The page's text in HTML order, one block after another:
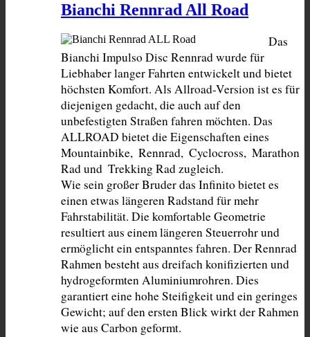
Bianchi Rennrad All Road
Das
Bianchi Impulso Disc Rennrad wurde für
Liebhaber langer Fahrten entwickelt und bietet
höchsten Komfort. Als Allroad-Version ist es für
diejenigen gedacht, die auch auf den
unbefestigten Straßen fahren möchten. Das
ALLROAD bietet die Eigenschaften eines
Mountainbike,  Rennrad,  Cyclocross,  Marathon
Rad und  Trekking Rad zugleich.
Wie sein großer Bruder das Infinito bietet es
einen etwas längeren Radstand für mehr
Fahrstabilität. Die komfortable Geometrie
resultiert aus einem längeren Steuerrohr und
ermöglicht ein entspanntes fahren. Der Rennrad
Rahmen besteht aus dreifach konifizierten und
hydrogeformten Aluminiumrohren. Dies
garantiert eine hohe Steifigkeit und ein geringes
Gewicht; auf den ersten Blick wirkt der Rahmen
wie aus Carbon geformt.